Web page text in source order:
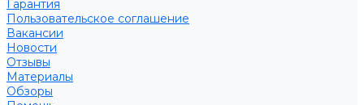
Гарантия
Пользовательское соглашение
Вакансии
Новости
Отзывы
Материалы
Обзоры